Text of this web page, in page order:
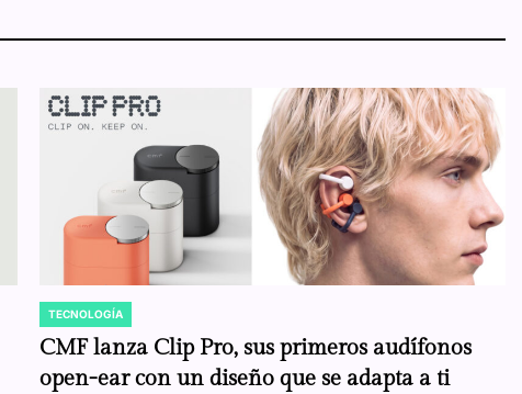
POSTED
IN
TECNOLOGÍA
CMF lanza Clip Pro, sus primeros audífonos
open-ear con un diseño que se adapta a ti